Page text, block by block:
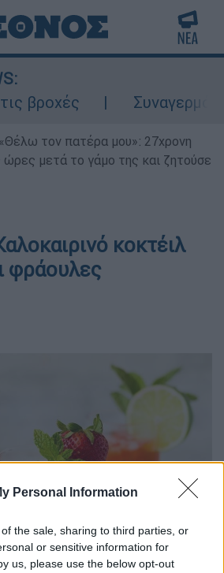
Personal Information
the sale, sharing to third parties, or
or sensitive information for
us, please use the below opt-out
βροχές
Συναγερμός
«Θέλω τον πατέρα μου»: 27χρονη
ώρες μετά το γάμο της και ζητούσε
κοκτέιλ
φράουλες